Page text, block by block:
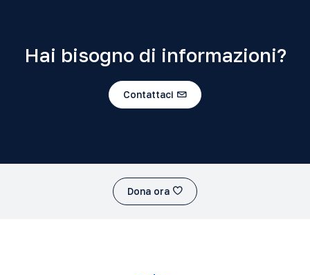
Hai bisogno di informazioni?
Contattaci
Dona ora